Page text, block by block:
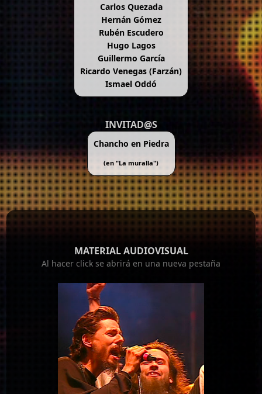
Carlos Quezada
Hernán Gómez
Rubén Escudero
Hugo Lagos
Guillermo García
Ricardo Venegas (Farzán)
Ismael Oddó
INVITAD@S
Chancho en Piedra
(en "La muralla")
MATERIAL AUDIOVISUAL
Al hacer click se abrirá en una nueva pestaña